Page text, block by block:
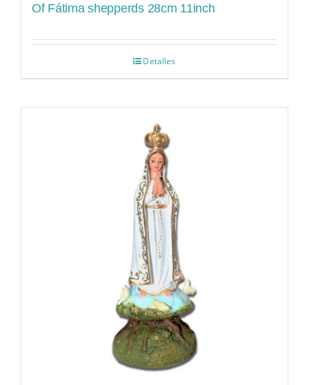
Of Fátima shepperds 28cm 11inch
Detalles